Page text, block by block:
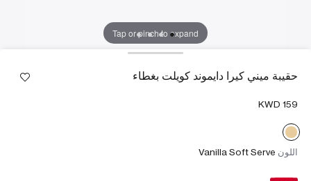
Tap or pinch to expand
حقيبة ميني كيرا دايموند كويلت بغطاء
اللون Vanilla Soft Serve